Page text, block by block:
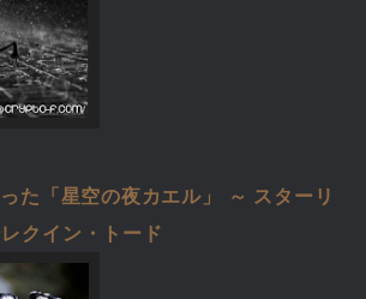
た「星空の夜カエル」 ～ スターリ
クイン・トード